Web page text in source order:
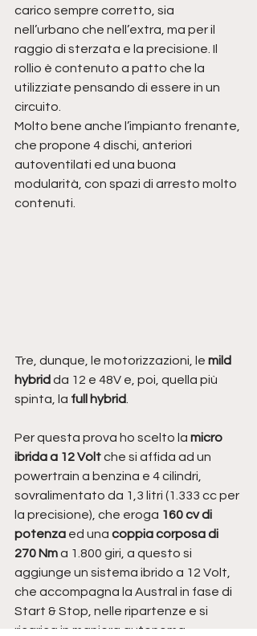
carico sempre corretto, sia
nell’urbano che nell’extra, ma per il
raggio di sterzata e la precisione. Il
rollio è contenuto a patto che la
utilizziate pensando di essere in un
circuito.
Molto bene anche l’impianto frenante,
che propone 4 dischi, anteriori
autoventilati ed una buona
modularità, con spazi di arresto molto
contenuti.
Tre, dunque, le motorizzazioni, le mild
hybrid da 12 e 48V e, poi, quella più
spinta, la full hybrid
Per questa prova ho scelto la micro
ibrida a 12 Volt che si affida ad un
powertrain a benzina e 4 cilindri,
sovralimentato da 1,3 litri (1.333 cc per
la precisione), che eroga 160 cv di
potenza ed una coppia corposa di
270 Nm a 1.800 giri, a questo si
aggiunge un sistema ibrido a 12 Volt,
che accompagna la Austral in fase di
Start & Stop, nelle ripartenze e si
ricarica in maniera autonoma.